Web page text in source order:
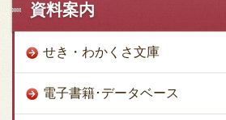
資料案内
せき・わかくさ文庫
電子書籍･データベース